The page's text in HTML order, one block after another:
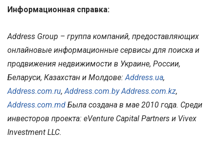
Информационная справка:
Address Group – группа компаний, предоставляющих
онлайновые информационные сервисы для поиска и
продвижения недвижимости в Украине, России,
Беларуси, Казахстан и Молдове:Address.ua,
Address.com.ru,Address.com.by Address.com.kz,
Address.com.md Была создана в мае 2010 года. Среди
инвесторов проекта: eVenture Capital Partners и Vivex
Investment LLC.